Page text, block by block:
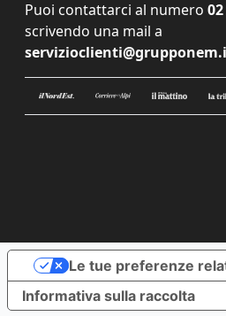
Puoi contattarci al numero
scrivendo una mail a
Informativa sulla raccolta
Le tue preferenze